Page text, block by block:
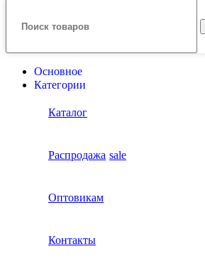
Основное
Категории
Каталог
Распродажа sale
Оптовикам
Контакты